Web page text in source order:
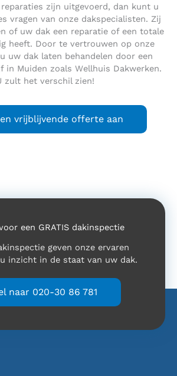
reparaties zijn uitgevoerd, dan kunt u
vragen van onze dakspecialisten. Zij
of uw dak een reparatie of een totale
heeft. Door te vertrouwen op onze
uw dak laten behandelen door een
in Muiden zoals Wellhuis Dakwerken.
zult het verschil zien!
vrijblijvende offerte aan
een GRATIS dakinspectie
geven onze ervaren
inzicht in de staat van uw dak.
naar 020-30 86 781